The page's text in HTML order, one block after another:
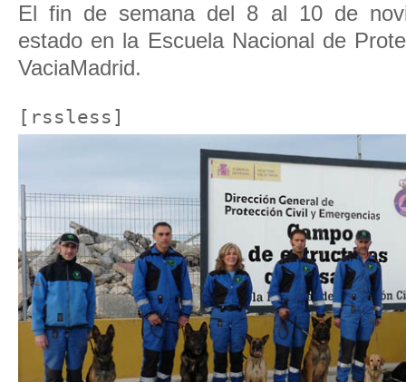
El fin de semana del 8 al 10 de
estado en la Escuela Nacional de
VaciaMadrid.
[rssless]